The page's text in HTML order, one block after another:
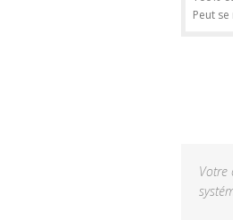
Peut
Votre